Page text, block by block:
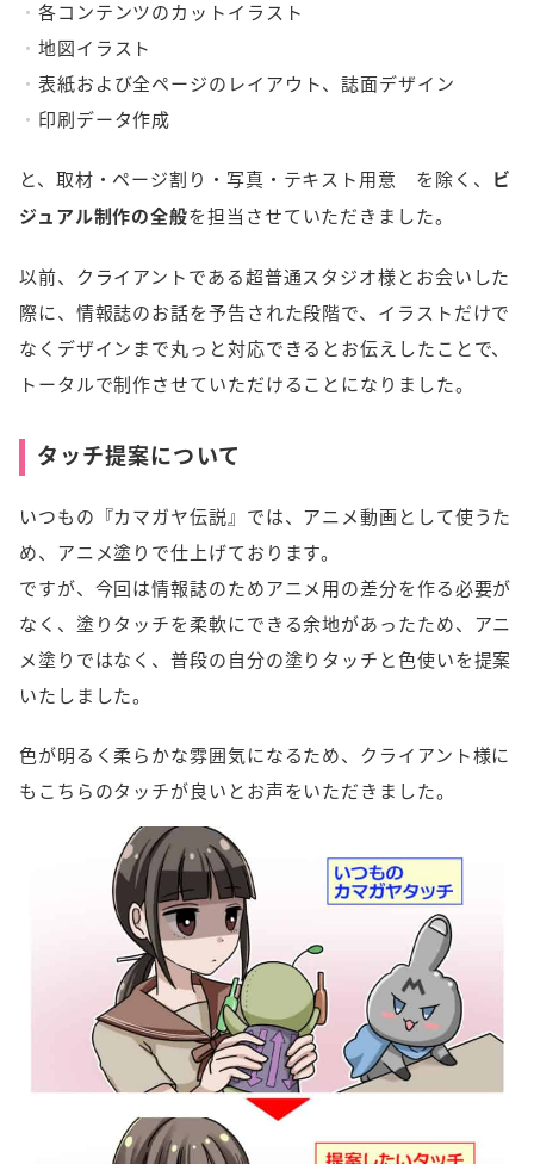
各コンテンツのカットイラスト
地図イラスト
表紙および全ページのレイアウト、誌面デザイン
印刷データ作成
と、取材・ページ割り・写真・テキスト用意 を除く、
ビ
ジュアル制作の全般を担当させていただきました。
以前、クライアントである超普通スタジオ様とお会いした
際に、情報誌のお話を予告された段階で、イラストだけで
なくデザインまで丸っと対応できるとお伝えしたことで、
トータルで制作させていただけることになりました。
タッチ提案について
いつもの『カマガヤ伝説』では、アニメ動画として使うた
め、アニメ塗りで仕上げております。
ですが、今回は情報誌のためアニメ用の差分を作る必要が
なく、塗りタッチを柔軟にできる余地があったため、アニ
メ塗りではなく、普段の自分の塗りタッチと色使いを提案
いたしました。
色が明るく柔らかな雰囲気になるため、クライアント様に
もこちらのタッチが良いとお声をいただきました。